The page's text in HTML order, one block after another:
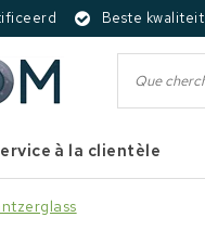
Beste kwaliteit
à la clientèle